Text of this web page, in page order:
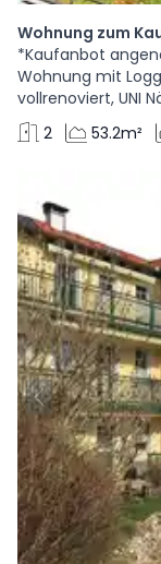
Wohnung zum
*Kaufanbot
Wohnung mit
vollrenoviert, UNI
2
53.2m²